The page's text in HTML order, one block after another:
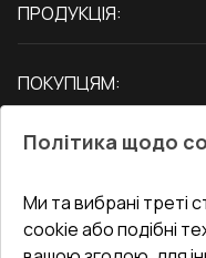
ПРОДУКЦІЯ:
Двері
ПОКУПЦЯМ:
Блог
Адреса гіпермаркета
СЕРВІС ТА
Доставка і Оплата
Гарантія та Сервіс
КОНТАКТИ
Політика щодо
Ми та вибрані треті
cookie або подібні